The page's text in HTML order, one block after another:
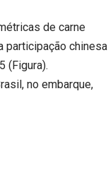
de carne
participação chinesa
(Figura).
no embarque,